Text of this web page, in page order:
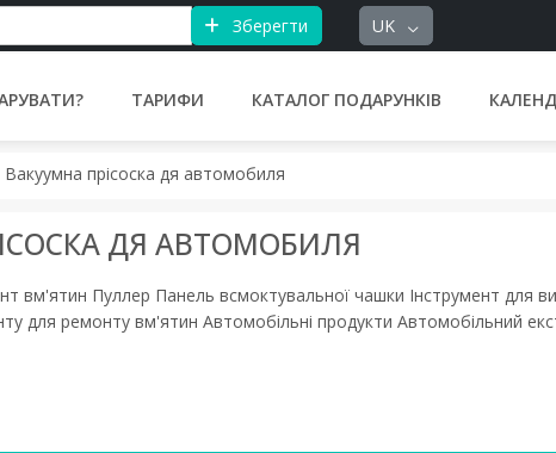
Зберегти UK
ТАРИФИ КАТАЛОГ ПОДАРУНКІВ
Вакуумна прісоска дя автомобиля
ДЯ АВТОМОБИЛЯ
вм'ятин Пуллер Панель всмоктувальної чашки Інструмент для
для ремонту вм'ятин Автомобільні продукти Автомобільний